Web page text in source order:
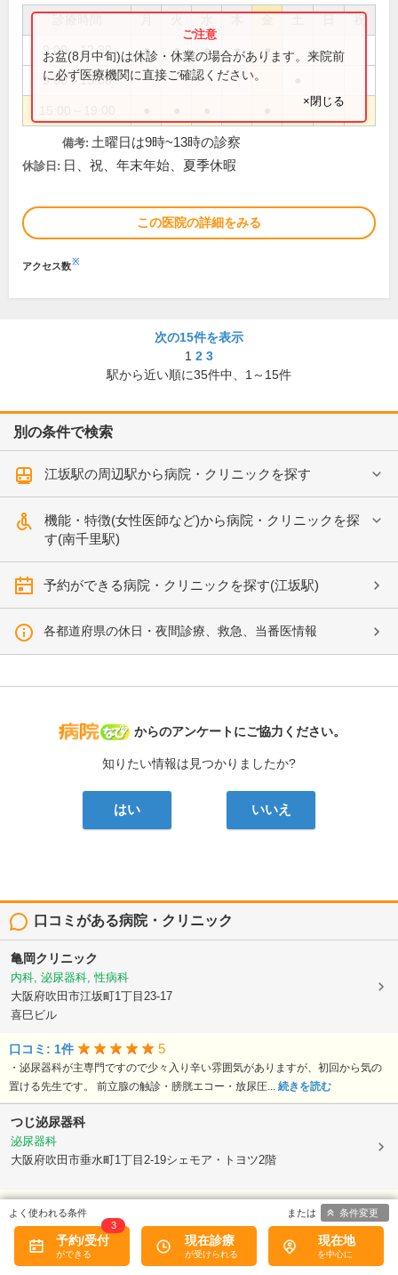
祝
9:00～12:30 ● ● ● ● ●
9:00～13:00
お盆(8月中旬)は休診・休業の場合があります。来院前
に必ず医療機関に直接ご確認ください。
×閉じる
備考: 土曜日は9時~13時の診察
休診日: 日、祝、年末年始、夏季休暇
この医院の詳細をみる
アクセス数※
次の15件を表示
1 2 3
駅から近い順に35件中、 1～15件
別の条件で検索
江坂駅の周辺駅から病院・クリニックを探す
機能・特徴(女性医師など)から病院・クリニックを探
す(南千里駅)
予約ができる病院・クリニックを探す(江坂駅)
各都道府県の休日・夜間診療、救急、当番医情報
病院なび
からのアンケートにご協力ください。
知りたい情報は見つかりましたか?
はい いいえ
口コミがある病院・クリニック
亀岡クリニック
内科, 泌尿器科, 性病科
大阪府吹田市江坂町1丁目23-17
喜巳ビル
口コミ: 1件 5
・泌尿器科が主専門ですので少々入り辛い雰囲気がありますが、初回から気の
置ける先生です。 前立腺の触診・膀胱エコー・放尿圧... 続きを読む
つじ泌尿器科
泌尿器科
大阪府吹田市垂水町1丁目2-19シェモア・トヨツ2階
口コミ: 1件
尿道にちょっとした異常を感じ、場所が場所だけに受診を逡巡、3週間も悩みま
した。ネットであれこれ調べて、一番 高い評価の ...
続きを読む
予約/受付
3
現在診療 現在地
条件変更